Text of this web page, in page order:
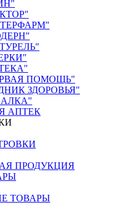
ПОМОЩЬ"
ЗДОРОВЬЯ"
АПТЕК
ПРОДУКЦИЯ
ТОВАРЫ